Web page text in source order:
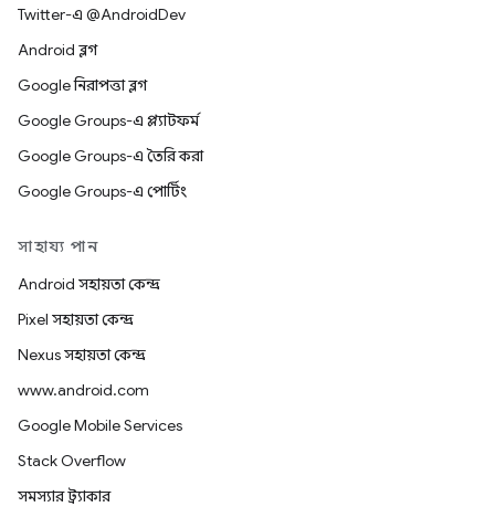
Twitter-এ @AndroidDev
Android ব্লগ
Google নিরাপত্তা ব্লগ
Google Groups-এ প্ল্যাটফর্ম
Google Groups-এ তৈরি করা
Google Groups-এ পোর্টিং
সাহায্য পান
Android সহায়তা কেন্দ্র
Pixel সহায়তা কেন্দ্র
Nexus সহায়তা কেন্দ্র
www.android.com
Google Mobile Services
Stack Overflow
সমস্যার ট্র্যাকার